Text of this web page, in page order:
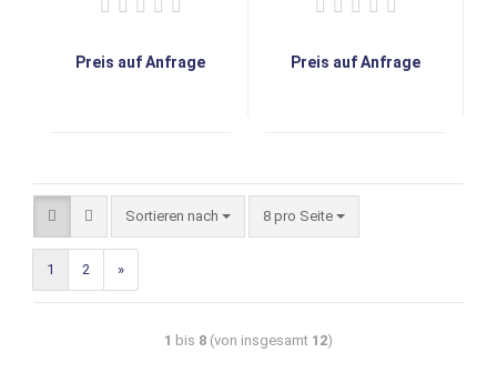
Hammam für 2-6
für Ihren Wohntraum
Preis auf Anfrage
Experience Shower
Duschsystem,
Wellness für Ihren
Preis auf Anfrage
Sortieren nach 8 pro Seite
1 2 »
1 bis 8 (von insgesamt 12)